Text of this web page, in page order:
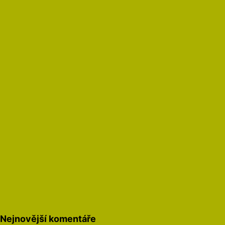
Nejnovější komentáře